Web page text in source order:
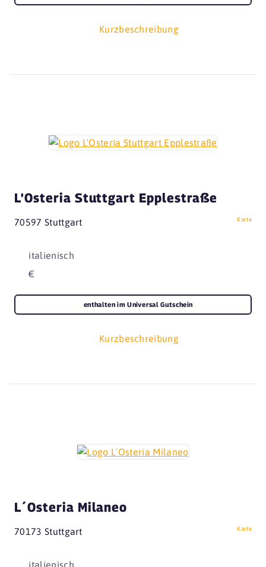
Kurzbeschreibung
L'Osteria Stuttgart Epplestraße
70597 Stuttgart Karte
italienisch
€
Kurzbeschreibung
enthalten im Universal Gutschein
L´Osteria Milaneo
70173 Stuttgart Karte
italienisch